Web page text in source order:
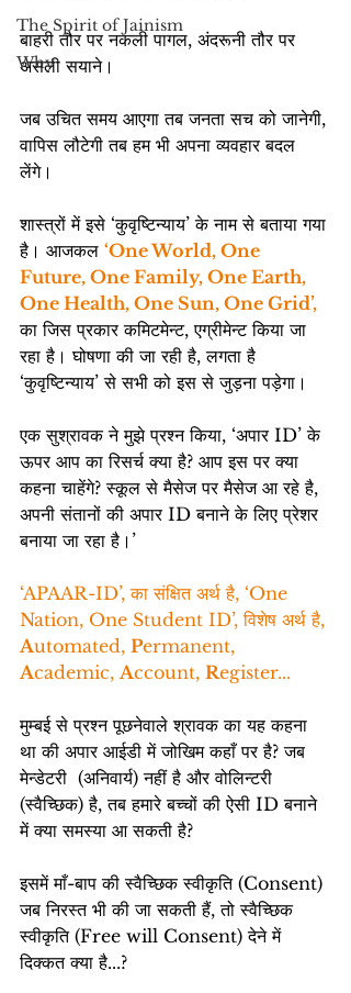
The Spirit of Jainism
Why
बाहरी तौर पर नकली पागल, अंदरूनी तौर पर
असली सयाने।
जब उचित समय आएगा तब जनता सच को जानेगी,
वापिस लौटेगी तब हम भी अपना व्यवहार बदल
लेंगे।
शास्त्रों में इसे ‘कुवृष्टिन्याय’ के नाम से बताया गया
है। आजकल ‘One World, One
Future, One Family, One Earth,
One Health, One Sun, One Grid’,
का जिस प्रकार कमिटमेन्ट, एग्रीमेन्ट किया जा
रहा है। घोषणा की जा रही है, लगता है
‘कुवृष्टिन्याय’ से सभी को इस से जुड़ना पड़ेगा।
एक सुश्रावक ने मुझे प्रश्न किया, ‘अपार ID’ के
ऊपर आप का रिसर्च क्या है? आप इस पर क्या
कहना चाहेंगे? स्कूल से मैसेज पर मैसेज आ रहे है,
अपनी संतानों की अपार ID बनाने के लिए प्रेशर
बनाया जा रहा है।’
‘APAAR-ID’, का संक्षित अर्थ है, ‘One
Nation, One Student ID’, विशेष अर्थ है,
Automated, Permanent,
Academic, Account, Register...
मुम्बई से प्रश्न पूछनेवाले श्रावक का यह कहना
था की अपार आईडी में जोखिम कहाँ पर है? जब
मेन्डेटरी  (अनिवार्य) नहीं है और वोलिन्टरी
(स्वैच्छिक) है, तब हमारे बच्चों की ऐसी ID बनाने
में क्या समस्या आ सकती है?
इसमें माँ-बाप की स्वैच्छिक स्वीकृति (Consent)
जब निरस्त भी की जा सकती हैं, तो स्वैच्छिक
स्वीकृति (Free will Consent) देने में
दिक्कत क्या है...?